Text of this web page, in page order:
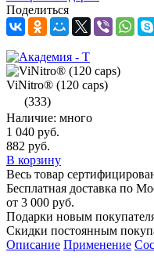
Поделиться
ViNitro® (120 caps)
(333)
Наличие: много
1 040 руб.
882 руб.
В корзину
Весь товар
Бесплатная доставка по
от 3 000 руб.
Подарки новым
Скидки постоянным
Описание Применение